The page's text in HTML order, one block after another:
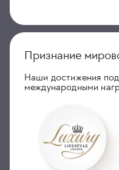
Признание
Наши достижения
международными